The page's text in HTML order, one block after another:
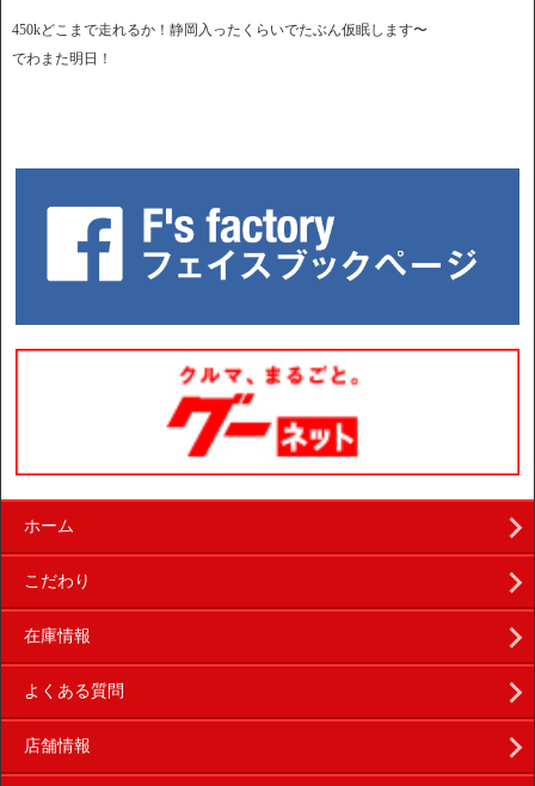
450kどこまで走れるか！静岡入ったくらいでたぶん仮眠します〜
でわまた明日！
ホーム
こだわり
在庫情報
よくある質問
店舗情報